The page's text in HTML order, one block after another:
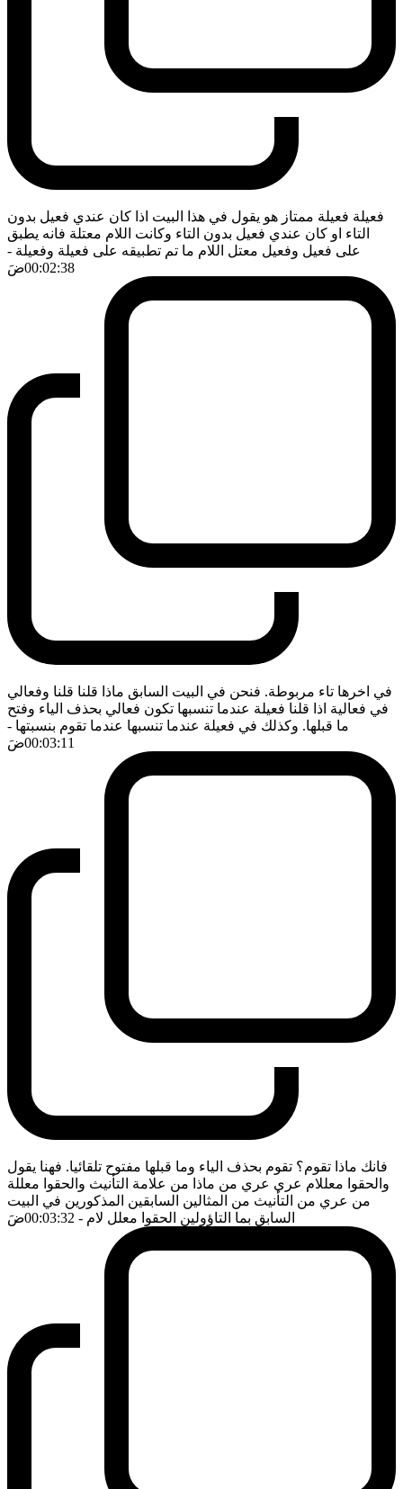
فعيلة فعيلة ممتاز هو يقول في هذا البيت اذا كان عندي فعيل بدون
التاء او كان عندي فعيل بدون التاء وكانت اللام معتلة فانه يطبق
على فعيل وفعيل معتل اللام ما تم تطبيقه على فعيلة وفعيلة -
00:02:38ضَ
في اخرها تاء مربوطة. فنحن في البيت السابق ماذا قلنا قلنا وفعالي
في فعالية اذا قلنا فعيلة عندما تنسبها تكون فعالي بحذف الياء وفتح
ما قبلها. وكذلك في فعيلة عندما تنسبها عندما تقوم بنسبتها -
00:03:11ضَ
فانك ماذا تقوم؟ تقوم بحذف الياء وما قبلها مفتوح تلقائيا. فهنا يقول
والحقوا معللام عري عري من ماذا من علامة التأنيث والحقوا معللة
من عري من التأنيث من المثالين السابقين المذكورين في البيت
السابق بما التاؤولين الحقوا معلل لام - 00:03:32 ضَ